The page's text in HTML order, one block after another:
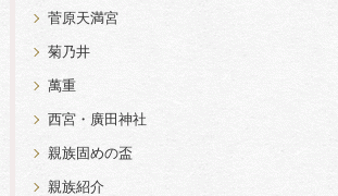
菅原天満宮
菊乃井
萬重
西宮・廣田神社
親族固めの盃
親族紹介